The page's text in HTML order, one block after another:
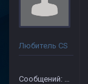
Любитель CS
Сообщений: 59